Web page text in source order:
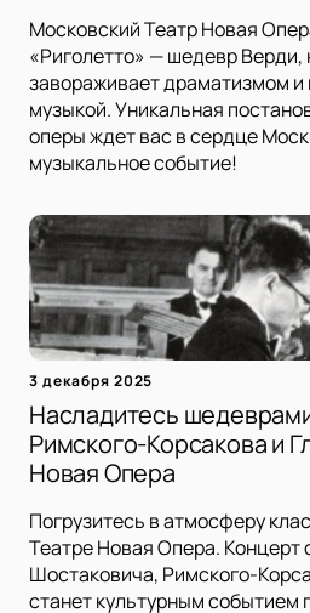
Московский Театр Новая
«Риголетто» — шедевр Верди,
завораживает драматизмом и
музыкой. Уникальная
оперы ждет вас в сердце
музыкальное событие!
3 декабря 2025
Насладитесь
Римского-Корсакова и
Новая Опера
Погрузитесь в атмосферу
Театре Новая Опера. Концерт
Шостаковича, Римского-
станет культурным событием